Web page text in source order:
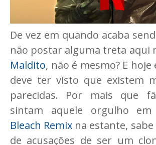
De vez em quando acaba
não postar alguma treta aqui
Maldito, não é mesmo? E hoje
deve ter visto que existem
parecidas. Por mais que
sintam aquele orgulho
Bleach Remix na estante,
de acusações de ser um